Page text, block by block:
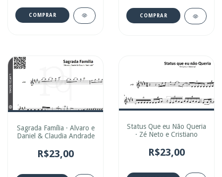
COMPRAR COMPRAR
Sagrada Família · Alvaro e
Daniel & Claudia Andrade
R$23,00
Status Que eu Não Queria
· Zé Neto e Cristiano
R$23,00